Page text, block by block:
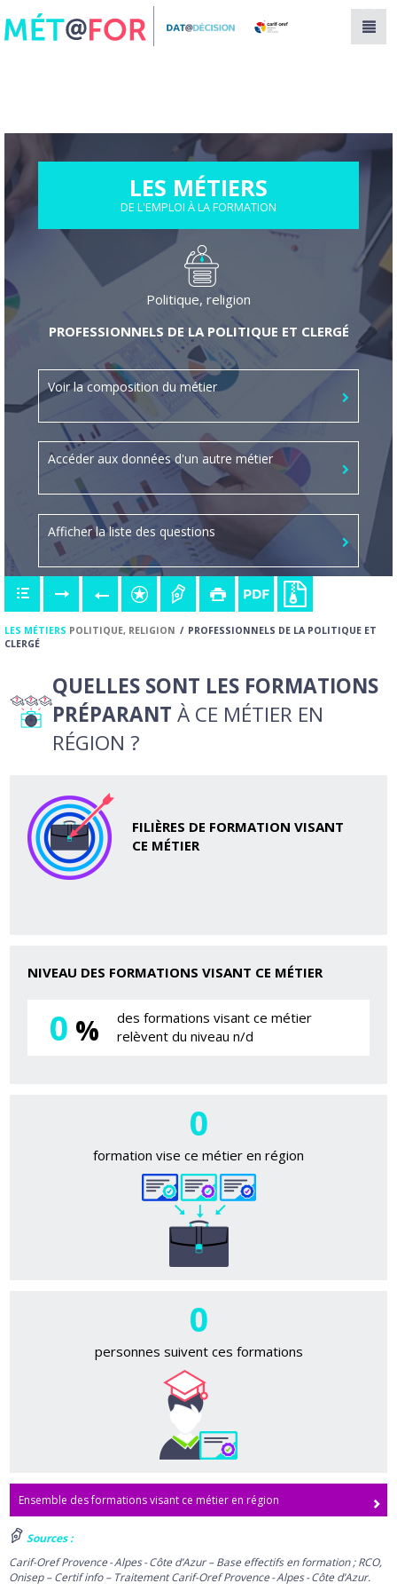
Panneau de gestion des cookies
LES MÉTIERS
DE L'EMPLOI À LA FORMATION
Politique, religion
PROFESSIONNELS DE LA POLITIQUE ET CLERGÉ
Voir la composition du métier
Accéder aux données d'un autre métier
Afficher la liste des questions
LES MÉTIERS POLITIQUE, RELIGION
PROFESSIONNELS DE LA POLITIQUE ET
CLERGÉ
QUELLES SONT LES FORMATIONS
PRÉPARANT À CE MÉTIER EN
RÉGION ?
FILIÈRES DE FORMATION VISANT
CE MÉTIER
NIVEAU DES FORMATIONS VISANT CE MÉTIER
0 %
des formations visant ce métier
relèvent du niveau n/d
0
formation vise ce métier en région
0
personnes suivent ces formations
Ensemble des formations visant ce métier en région
Sources :
Carif-Oref Provence - Alpes - Côte d’Azur – Base effectifs en formation ; RCO,
Onisep – Certif info – Traitement Carif-Oref Provence - Alpes - Côte d’Azur.